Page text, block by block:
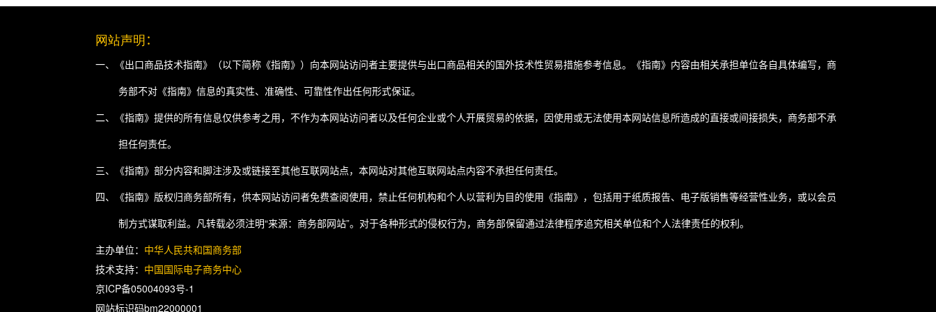
网站声明 ：
一、《出口商品技术指南》（以下简称《指南》）向本网站访问者主要提供与出口商品相关的国外技术性贸易措施参考信息。《指南》内容由相关承担单位各自具体编写，商
务部不对《指南》信息的真实性、准确性、可靠性作出任何形式保证。
二、《指南》提供的所有信息仅供参考之用，不作为本网站访问者以及任何企业或个人开展贸易的依据，因使用或无法使用本网站信息所造成的直接或间接损失，商务部不承
担任何责任。
三、《指南》部分内容和脚注涉及或链接至其他互联网站点，本网站对其他互联网站点内容不承担任何责任。
四、《指南》版权归商务部所有，供本网站访问者免费查阅使用，禁止任何机构和个人以营利为目的使用《指南》，包括用于纸质报告、电子版销售等经营性业务，或以会员
制方式谋取利益。凡转载必须注明“来源：商务部网站”。对于各种形式的侵权行为，商务部保留通过法律程序追究相关单位和个人法律责任的权利。
主办单位： 中华人民共和国商务部
技术支持： 中国国际电子商务中心
京ICP备05004093号-1
网站标识码bm22000001